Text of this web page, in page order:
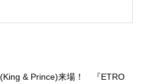
& Prince)来場！ 『ETRO